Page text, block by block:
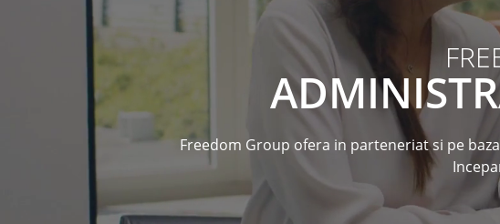
Freedom Group ofera in parteneriat si pe